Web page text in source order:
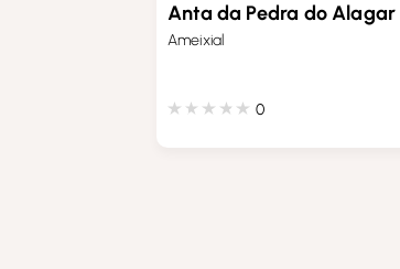
Anta da Pedra do Alagar
Ameixial
0